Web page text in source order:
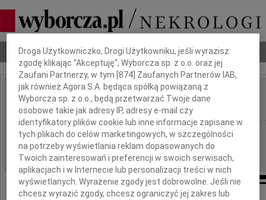
Nekrologi Odeszli Poradnik pogrzebowy
IMIĘ I NAZWISKO: Sergiusz Stupnicki
REGION: Warszawa
DATA EMISJI: 01.03.2010
Dbamy o Twoją prywatność
Droga Użytkowniczko, Drogi Użytkowniku, jeśli wyrazisz
zgodę klikając "Akceptuję", Wyborcza sp. z o.o. oraz jej
Zaufani Partnerzy, w tym [874 ] Zaufanych Partnerów IAB,
jak również Agora S.A. będąca spółką powiązaną z
Wyborcza sp. z o.o., będą przetwarzać Twoje dane
osobowe takie jak adresy IP, adresy e-mail czy
identyfikatory plików cookie lub inne informacje zapisane w
tych plikach do celów marketingowych, w szczególności
na potrzeby wyświetlania reklam dopasowanych do
Twoich zainteresowań i preferencji w swoich serwisach,
aplikacjach i w Internecie lub personalizacji treści w nich
wyświetlanych. Wyrażenie zgody jest dobrowolne. Jeśli nie
chcesz wyrazić zgody, chcesz ograniczyć jej zakres lub